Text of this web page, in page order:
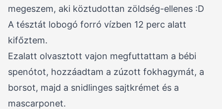
megeszem, aki köztudottan zöldség-ellenes :D
A tésztát lobogó forró vízben 12 perc alatt
kifőztem.
Ezalatt olvasztott vajon megfuttattam a bébi
spenótot, hozzáadtam a zúzott fokhagymát, a
borsot, majd a snidlinges sajtkrémet és a
mascarponet.